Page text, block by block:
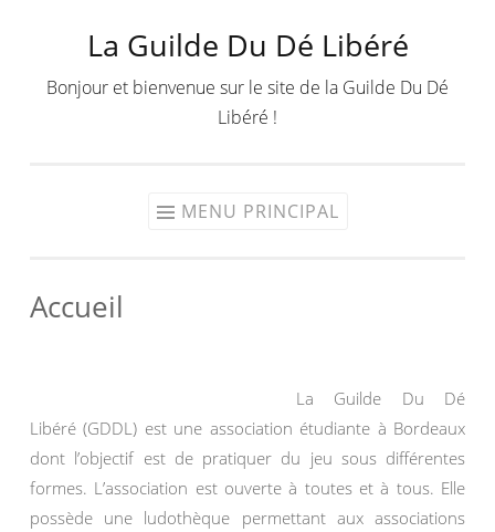
contenu
La Guilde Du Dé Libéré
Bonjour et bienvenue sur le site de la Guilde Du Dé
Libéré !
MENU PRINCIPAL
Accueil
La Guilde Du Dé
Libéré (GDDL) est une association étudiante à Bordeaux
dont l’objectif est de pratiquer du jeu sous différentes
formes. L’association est ouverte à toutes et à tous. Elle
possède une ludothèque permettant aux associations